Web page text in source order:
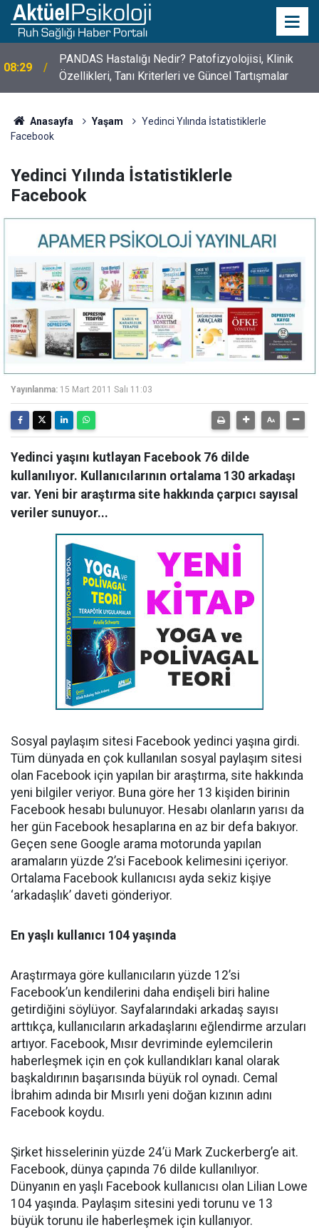
08:29
PANDAS Hastalığı Nedir? Patofizyolojisi, Klinik
Özellikleri, Tanı Kriterleri ve Güncel Tartışmalar
10:30
10 Mayıs Psikologlar Günü Nasıl Ortaya Çıktı? 10
Mayıs Tarihinin Hikayesi
Anasayfa Yaşam
Yedinci Yılında İstatistiklerle
Facebook
Yedinci Yılında İstatistiklerle
Facebook
Yayınlanma: 15 Mart 2011 Salı 11:03
Yedinci yaşını kutlayan Facebook 76 dilde
kullanılıyor. Kullanıcılarının ortalama 130 arkadaşı
var. Yeni bir araştırma site hakkında çarpıcı sayısal
veriler sunuyor...
Sosyal paylaşım sitesi Facebook yedinci yaşına girdi.
Tüm dünyada en çok kullanılan sosyal paylaşım sitesi
olan Facebook için yapılan bir araştırma, site hakkında
yeni bilgiler veriyor. Buna göre her 13 kişiden birinin
Facebook hesabı bulunuyor. Hesabı olanların yarısı da
her gün Facebook hesaplarına en az bir defa bakıyor.
Geçen sene Google arama motorunda yapılan
aramaların yüzde 2’si Facebook kelimesini içeriyor.
Ortalama Facebook kullanıcısı ayda sekiz kişiye
‘arkadaşlık’ daveti gönderiyor.
En yaşlı kullanıcı 104 yaşında
Araştırmaya göre kullanıcıların yüzde 12’si
Facebook’un kendilerini daha endişeli biri haline
getirdiğini söylüyor. Sayfalarındaki arkadaş sayısı
arttıkça, kullanıcıların arkadaşlarını eğlendirme arzuları
artıyor. Facebook, Mısır devriminde eylemcilerin
haberleşmek için en çok kullandıkları kanal olarak
başkaldırının başarısında büyük rol oynadı. Cemal
İbrahim adında bir Mısırlı yeni doğan kızının adını
Facebook koydu.
Şirket hisselerinin yüzde 24’ü Mark Zuckerberg’e ait.
Facebook, dünya çapında 76 dilde kullanılıyor.
Dünyanın en yaşlı Facebook kullanıcısı olan Lilian Lowe
104 yaşında. Paylaşım sitesini yedi torunu ve 13
büyük torunu ile haberleşmek için kullanıyor.